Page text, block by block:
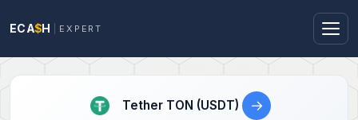
ECA$H EXPERT
Tether TON (USDT) →